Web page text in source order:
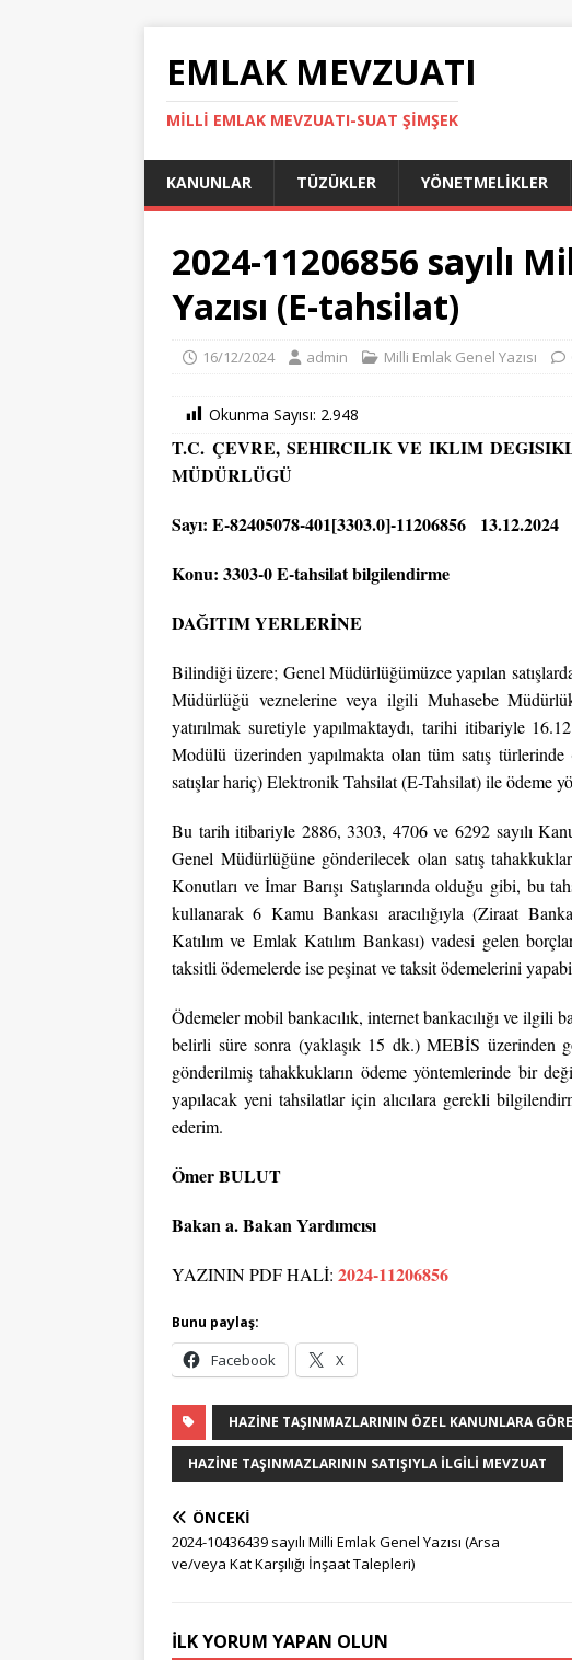
EMLAK MEVZUATI
MILLI EMLAK MEVZUATI-SUAT ŞİMŞEK
KANUNLAR TÜZÜKLER YÖNETMELIKLER
2024-11206856 sayılı
Yazısı (E-tahsilat)
16/12/2024 admin Milli Emlak Genel Yazısı
Okunma Sayısı: 2.948
T.C. ÇEVRE, SEHIRCILIK VE IKLIM
MÜDÜRLÜGÜ
Sayı: E-82405078-401[3303.0]-11206856 13.12.2024
Konu: 3303-0 E-tahsilat bilgilendirme
DAĞITIM YERLERİNE
Bilindiği üzere; Genel Müdürlüğümüzce yapılan
Müdürlüğü veznelerine veya ilgili Muhasebe
yatırılmak suretiyle yapılmaktaydı, tarihi itibariyle
Modülü üzerinden yapılmakta olan tüm satış
satışlar hariç) Elektronik Tahsilat (E-Tahsilat) ile ödeme
Bu tarih itibariyle 2886, 3303, 4706 ve 6292 sayılı
Genel Müdürlüğüne gönderilecek olan satış
Konutları ve İmar Barışı Satışlarında olduğu gibi, bu
kullanarak 6 Kamu Bankası aracılığıyla (Ziraat
Katılım ve Emlak Katılım Bankası) vadesi gelen
taksitli ödemelerde ise peşinat ve taksit ödemelerini
Ödemeler mobil bankacılık, internet bankacılığı ve ilgili
belirli süre sonra (yaklaşık 15 dk.) MEBİS üzerinden
gönderilmiş tahakkukların ödeme yöntemlerinde bir
yapılacak yeni tahsilatlar için alıcılara gerekli
ederim.
Ömer BULUT
Bakan a. Bakan Yardımcısı
YAZININ PDF HALİ: 2024-11206856
Bunu paylaş:
Facebook X
HAZINE TAŞINMAZLARININ ÖZEL KANUNLARA
HAZINE TAŞINMAZLARININ SATIŞIYLA İLGILI MEVZUAT
ÖNCEKI
2024-10436439 sayılı Milli Emlak Genel Yazısı (Arsa
ve/veya Kat Karşılığı İnşaat Talepleri)
İLK YORUM YAPAN OLUN